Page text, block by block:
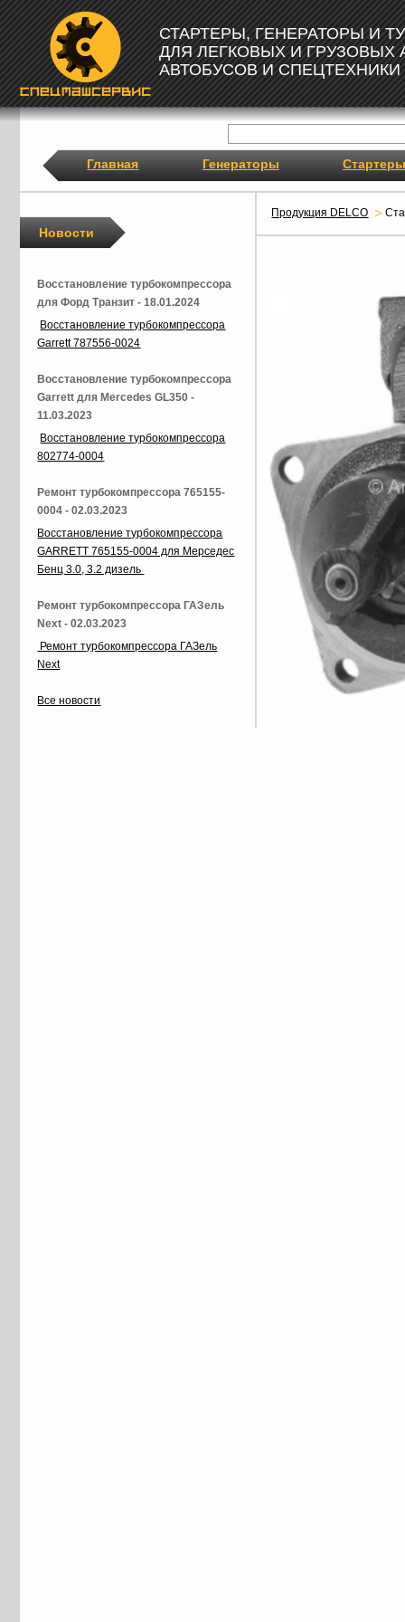
СТАРТЕРЫ, ГЕНЕРАТОРЫ И
ДЛЯ ЛЕГКОВЫХ И ГРУЗОВЫХ
АВТОБУСОВ И СПЕЦТЕХНИКИ
Главная Генераторы Стартеры
Продукция DELCO
Новости
Восстановление турбокомпрессора
для Форд Транзит - 18.01.2024
Восстановление турбокомпрессора
Garrett 787556-0024
Восстановление турбокомпрессора
Garrett для Mercedes GL350 -
11.03.2023
Восстановление турбокомпрессора
802774-0004
Ремонт турбокомпрессора 765155-
0004 - 02.03.2023
Восстановление турбокомпрессора
GARRETT 765155-0004 для Мерседес
Бенц 3.0, 3.2 дизель
Ремонт турбокомпрессора ГАЗель
Next - 02.03.2023
Ремонт турбокомпрессора ГАЗель
Next
Все новости